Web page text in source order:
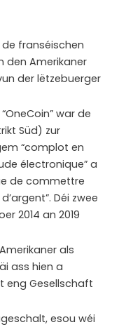
franséischen
den Amerikaner
der lëtzebuerger
war de
Süd) zur
“complot en
électronique” a
de commettre
Déi zwee
2014 an 2019
als
ass hien a
eng Gesellschaft
esou wéi